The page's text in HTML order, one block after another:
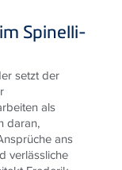
Spinelli-
setzt der
als
daran,
ans
verlässliche